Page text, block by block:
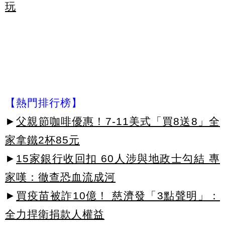
玩
【熱門排行榜】
► 父親節咖啡優惠！7-11美式「買8送8」全
家拿鐵2杯85元
► 15家銀行收回扣 60人涉與地政士勾結 專
家嘆：徹查恐血流成河
► 買疫苗被詐10億！ 慈濟發「3點聲明」：
全力捍衛捐款人權益